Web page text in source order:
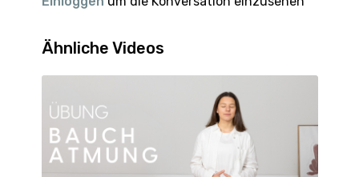
Ähnliche Videos